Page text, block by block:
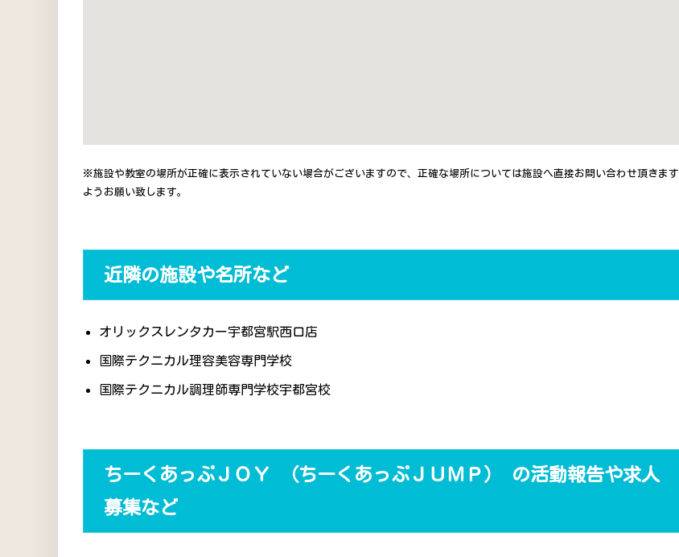
※施設や教室の場所が正確に表示されていない場合がございますので、正確な場所については施設へ直接お問い合わせ頂きます
ようお願い致します。
近隣の施設や名所など
オリックスレンタカー宇都宮駅西口店
国際テクニカル理容美容専門学校
国際テクニカル調理師専門学校宇都宮校
ちーくあっぷＪＯＹ （ちーくあっぷＪＵＭＰ） の活動報告や求人
募集など